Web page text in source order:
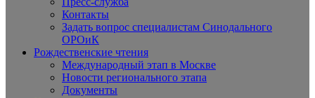
Контакты
Задать вопрос специалистам Синодального
ОРОиК
Рождественские чтения
Международный этап в Москве
Новости регионального этапа
Документы